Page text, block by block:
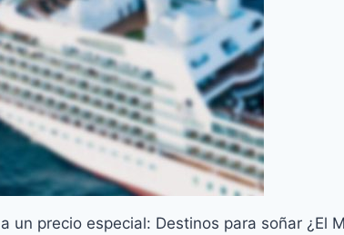
un precio especial: Destinos para soñar